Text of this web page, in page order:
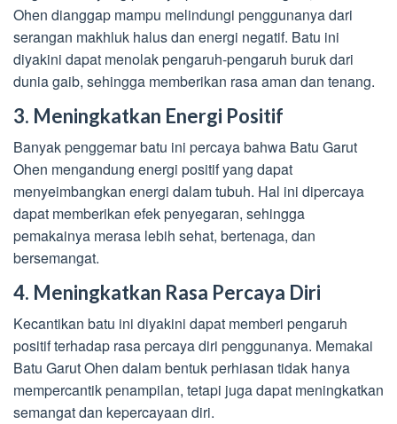
Ohen dianggap mampu melindungi penggunanya dari
serangan makhluk halus dan energi negatif. Batu ini
diyakini dapat menolak pengaruh-pengaruh buruk dari
dunia gaib, sehingga memberikan rasa aman dan tenang.
3. Meningkatkan Energi Positif
Banyak penggemar batu ini percaya bahwa Batu Garut
Ohen mengandung energi positif yang dapat
menyeimbangkan energi dalam tubuh. Hal ini dipercaya
dapat memberikan efek penyegaran, sehingga
pemakainya merasa lebih sehat, bertenaga, dan
bersemangat.
4. Meningkatkan Rasa Percaya Diri
Kecantikan batu ini diyakini dapat memberi pengaruh
positif terhadap rasa percaya diri penggunanya. Memakai
Batu Garut Ohen dalam bentuk perhiasan tidak hanya
mempercantik penampilan, tetapi juga dapat meningkatkan
semangat dan kepercayaan diri.